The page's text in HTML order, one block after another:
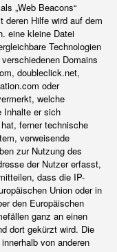
„Web Beacons“
deren Hilfe wird auf dem
eine kleine Datei
Technologien
Domains
doubleclick.net,
oder
welche
Inhalte er sich
ferner technische
verweisende
zur Nutzung des
der Nutzer erfasst,
dass die IP-
Union oder in
den Europäischen
ganz an einen
dort gekürzt wird. Die
von anderen